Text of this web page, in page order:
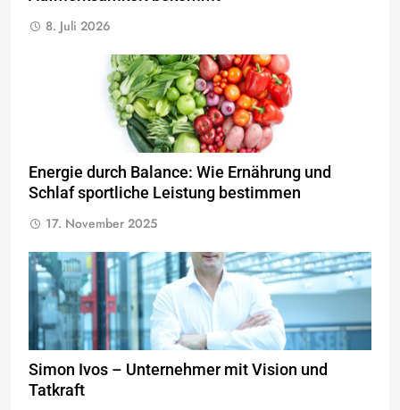
8. Juli 2026
Energie durch Balance: Wie Ernährung und
Schlaf sportliche Leistung bestimmen
17. November 2025
Simon Ivos – Unternehmer mit Vision und
Tatkraft